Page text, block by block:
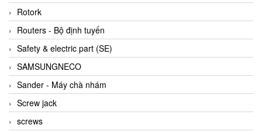
BRONKHORST
Brook Instrument
Brooks Instrument Vietnam
Buhler
BURLING INSTRUMENTS
Burster
BUSCHJOST
Rotork
Routers - Bộ định tuyến
Safety & electric part (SE)
SAMSUNGNECO
Sander - Máy chà nhám
Screw jack
screws